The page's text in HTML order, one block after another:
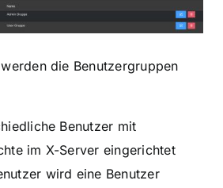
die Benutzergruppen
Benutzer mit
im X-Server eingerichtet
wird eine Benutzer